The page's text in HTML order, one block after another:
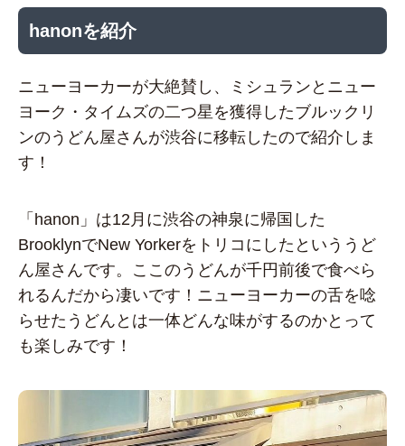
hanonを紹介
ニューヨーカーが大絶賛し、ミシュランとニュー
ヨーク・タイムズの二つ星を獲得したブルックリ
ンのうどん屋さんが渋谷に移転したので紹介しま
す！
「hanon」は12月に渋谷の神泉に帰国した
BrooklynでNew Yorkerをトリコにしたといううど
ん屋さんです。ここのうどんが千円前後で食べら
れるんだから凄いです！ニューヨーカーの舌を唸
らせたうどんとは一体どんな味がするのかとって
も楽しみです！